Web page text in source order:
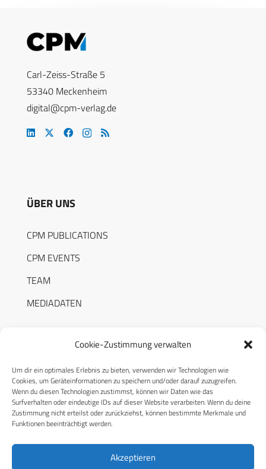
Cookie-Zustimmung verwalten
Um dir ein optimales Erlebnis zu bieten, verwenden wir Technologien wie
Cookies, um Geräteinformationen zu speichern und/oder darauf zuzugreifen.
Wenn du diesen Technologien zustimmst, können wir Daten wie das
Surfverhalten oder eindeutige IDs auf dieser Website verarbeiten. Wenn du deine
Zustimmung nicht erteilst oder zurückziehst, können bestimmte Merkmale und
Funktionen beeinträchtigt werden.
Akzeptieren
Carl-Zeiss-Straße 5
53340 Meckenheim
digital@cpm-verlag.de
ÜBER UNS
CPM PUBLICATIONS
CPM EVENTS
TEAM
MEDIADATEN
RECHTLICHES
Datenschutzerklärung
Cookie-Richtlinie (EU)